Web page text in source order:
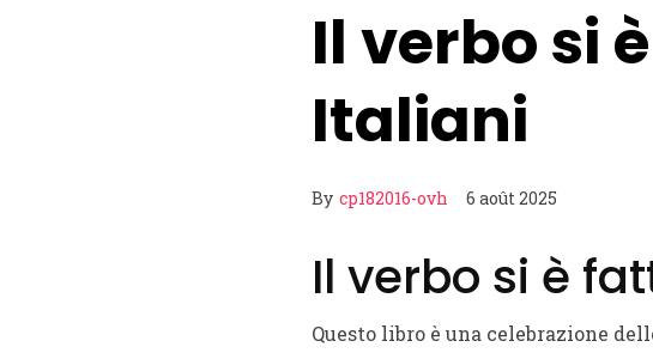
Il verbo si
Italiani
By cp182016-ovh 6 août 2025
Il verbo si è
Questo libro è una celebrazione